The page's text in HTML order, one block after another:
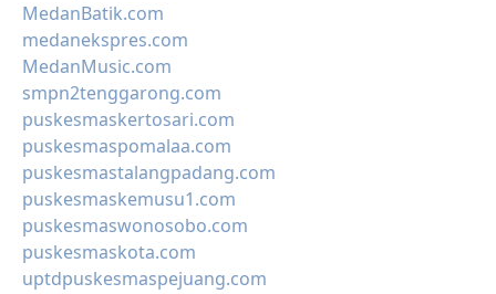
MedanBatik.com
medanekspres.com
MedanMusic.com
smpn2tenggarong.com
puskesmaskertosari.com
puskesmaspomalaa.com
puskesmastalangpadang.com
puskesmaskemusu1.com
puskesmaswonosobo.com
puskesmaskota.com
uptdpuskesmaspejuang.com